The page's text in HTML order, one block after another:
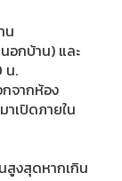
น
อกบ้าน) และ
น.
จากห้อง
าเปิดภายใน
สูงสุดหากเกิน